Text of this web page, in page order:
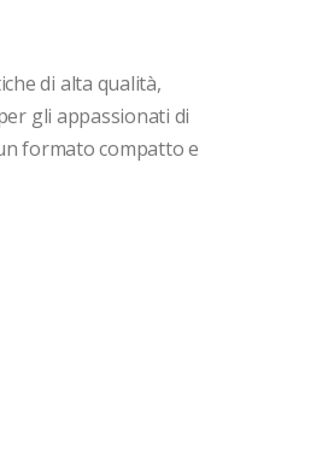
di alta qualità,
gli appassionati di
formato compatto e